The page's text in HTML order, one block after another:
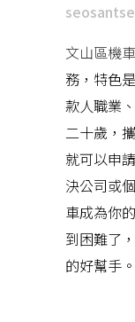
文山區機
務，特色
款人職業
二十歲，
就可以申
決公司或
車成為你
到困難了
的好幫手。